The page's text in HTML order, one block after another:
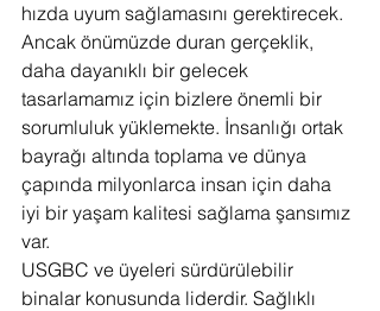
hızda uyum sağlamasını gerektirecek.
Ancak önümüzde duran gerçeklik,
daha dayanıklı bir gelecek
tasarlamamız için bizlere önemli bir
sorumluluk yüklemekte. İnsanlığı ortak
bayrağı altında toplama ve dünya
çapında milyonlarca insan için daha
iyi bir yaşam kalitesi sağlama şansımız
var.
USGBC ve üyeleri sürdürülebilir
binalar konusunda liderdir. Sağlıklı